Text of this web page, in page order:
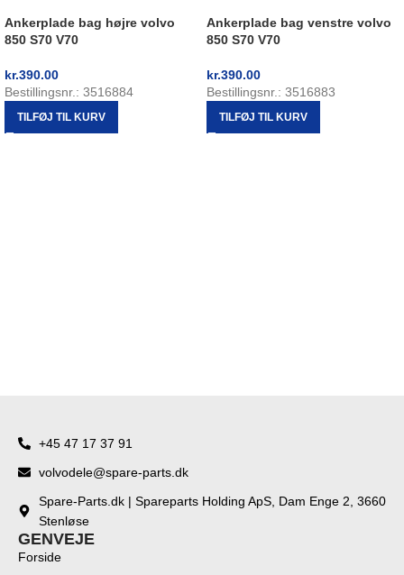
Ankerplade bag højre volvo
850 S70 V70
kr.390.00
Bestillingsnr.: 3516884
TILFØJ TIL KURV
Ankerplade bag venstre volvo
850 S70 V70
kr.390.00
Bestillingsnr.: 3516883
TILFØJ TIL KURV
+45 47 17 37 91
volvodele@spare-parts.dk
Spare-Parts.dk | Spareparts Holding ApS, Dam Enge 2, 3660
Stenløse
GENVEJE
Forside